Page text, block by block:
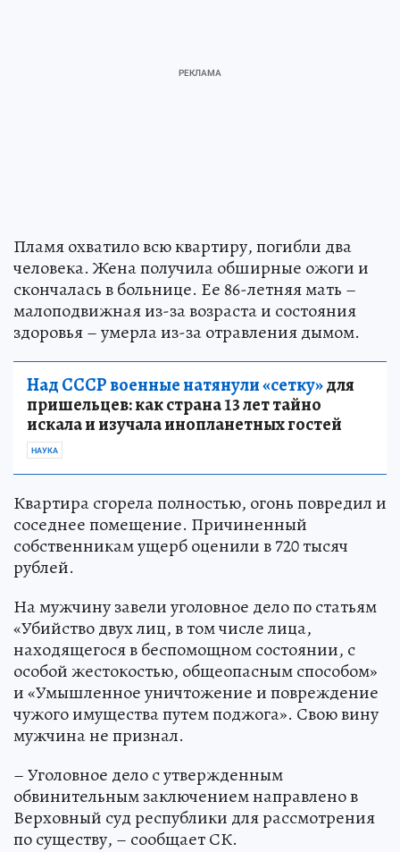
Пламя охватило всю квартиру, погибли два
человека. Жена получила обширные ожоги и
скончалась в больнице. Ее 86-летняя мать –
малоподвижная из-за возраста и состояния
здоровья – умерла из-за отравления дымом.
Над СССР военные натянули «сетку»для
пришельцев: как страна 13 лет тайно
искала и изучала инопланетных гостей
НАУКА
Квартира сгорела полностью, огонь повредил и
соседнее помещение. Причиненный
собственникам ущерб оценили в 720 тысяч
рублей.
На мужчину завели уголовное дело по статьям
«Убийство двух лиц, в том числе лица,
находящегося в беспомощном состоянии, с
особой жестокостью, общеопасным способом»
и «Умышленное уничтожение и повреждение
чужого имущества путем поджога». Свою вину
мужчина не признал.
– Уголовное дело с утвержденным
обвинительным заключением направлено в
Верховный суд республики для рассмотрения
по существу, – сообщает СК.